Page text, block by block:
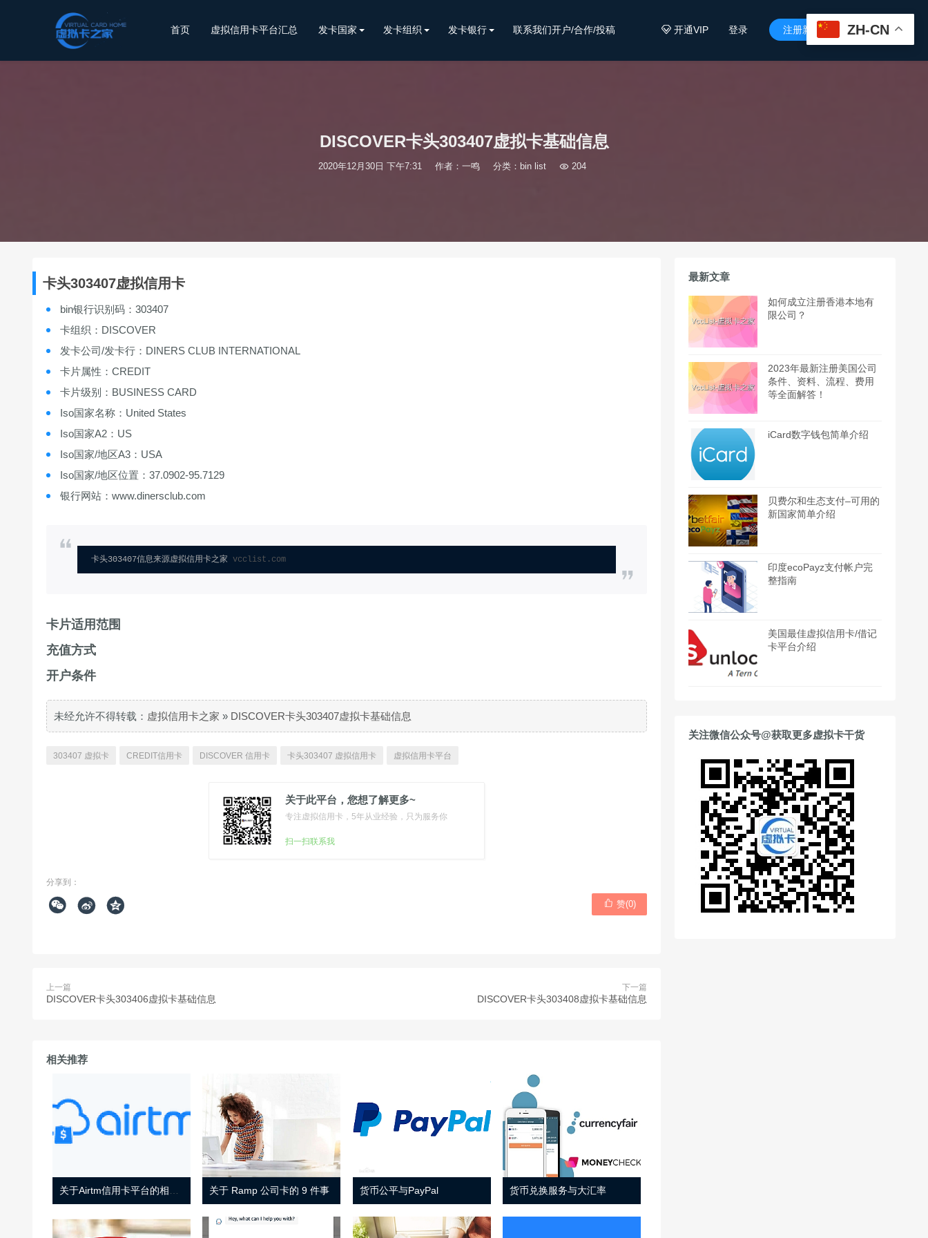
开通VIP 登录 注册新用户 
首页 虚拟信用卡平台汇总 发卡国家 发卡组织 发卡银行 联系我们开户/合作/投稿
DISCOVER卡头303407虚拟卡基础信息
2020年12月30日 下午7:31 作者：一鸣 分类： bin list  204
卡头303407虚拟信用卡
bin银行识别码：303407
卡组织：DISCOVER
发卡公司/发卡行：DINERS CLUB INTERNATIONAL
卡片属性：CREDIT
卡片级别：BUSINESS CARD
Iso国家名称：United States
Iso国家A2：US
Iso国家/地区A3：USA
Iso国家/地区位置：37.0902-95.7129
银行网站：www.dinersclub.com
卡头303407信息来源虚拟信用卡之家 vcclist.com
卡片适用范围
充值方式
开户条件
未经允许不得转载： 虚拟信用卡之家 » DISCOVER卡头303407虚拟卡基础信息
303407 虚拟卡 CREDIT信用卡 DISCOVER 信用卡 卡头303407 虚拟信用卡 虚拟信用卡平台
关于此平台，您想了解更多~
专注虚拟信用卡，5年从业经验，只为服务你
扫一扫联系我
分享到：
    赞(0)
上一篇
DISCOVER卡头303406虚拟卡基础信息
下一篇
DISCOVER卡头303408虚拟卡基础信息
相关推荐
关于 Ramp 公司卡的 9 件事 货币公平与PayPal 货币兑换服务与大汇率
最新文章
如何成立注册香港本地有
限公司？
2023年最新注册美国公司
条件、资料、流程、费用
等全面解答！
iCard数字钱包简单介绍
贝费尔和生态支付–可用的
新国家简单介绍
印度ecoPayz支付帐户完
整指南
美国最佳虚拟信用卡/借记
卡平台介绍
关注微信公众号@获取更多虚拟卡干货
ZH-CN